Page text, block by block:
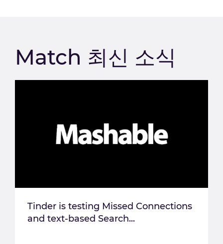
Match 최신 소식
Tinder is testing Missed Connections
and text-based Search...